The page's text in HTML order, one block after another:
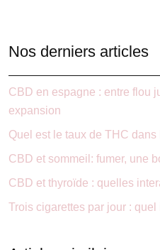
Nos derniers articles
CBD en espagne : entre flou
expansion
Quel est le taux de THC
CBD et sommeil: fumer, une
CBD et thyroïde : quelles
Trois cigarettes par jour :